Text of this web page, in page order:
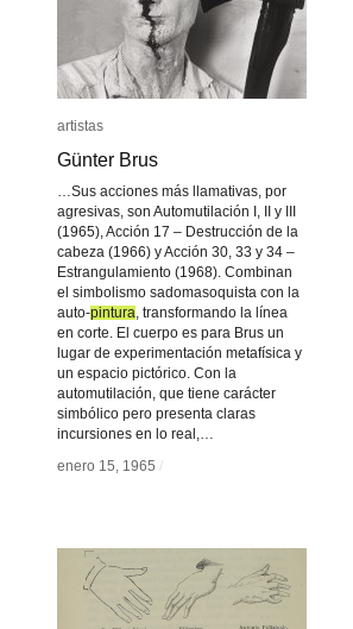
artistas
Günter Brus
…Sus acciones más llamativas, por
agresivas, son Automutilación I, II y III
(1965), Acción 17 – Destrucción de la
cabeza (1966) y Acción 30, 33 y 34 –
Estrangulamiento (1968). Combinan
el simbolismo sadomasoquista con la
auto-pintura , transformando la línea
en corte. El cuerpo es para Brus un
lugar de experimentación metafísica y
un espacio pictórico. Con la
automutilación, que tiene carácter
simbólico pero presenta claras
incursiones en lo real,…
enero 15, 1965 /
artistas
Günter Brus
pintura
enero 15, 1965 /